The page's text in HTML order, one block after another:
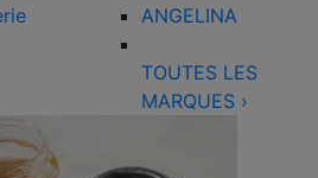
ANGELINA
TOUTES LES
MARQUES ›